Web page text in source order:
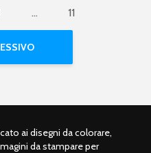
… 11
ai disegni da colorare,
da stampare per